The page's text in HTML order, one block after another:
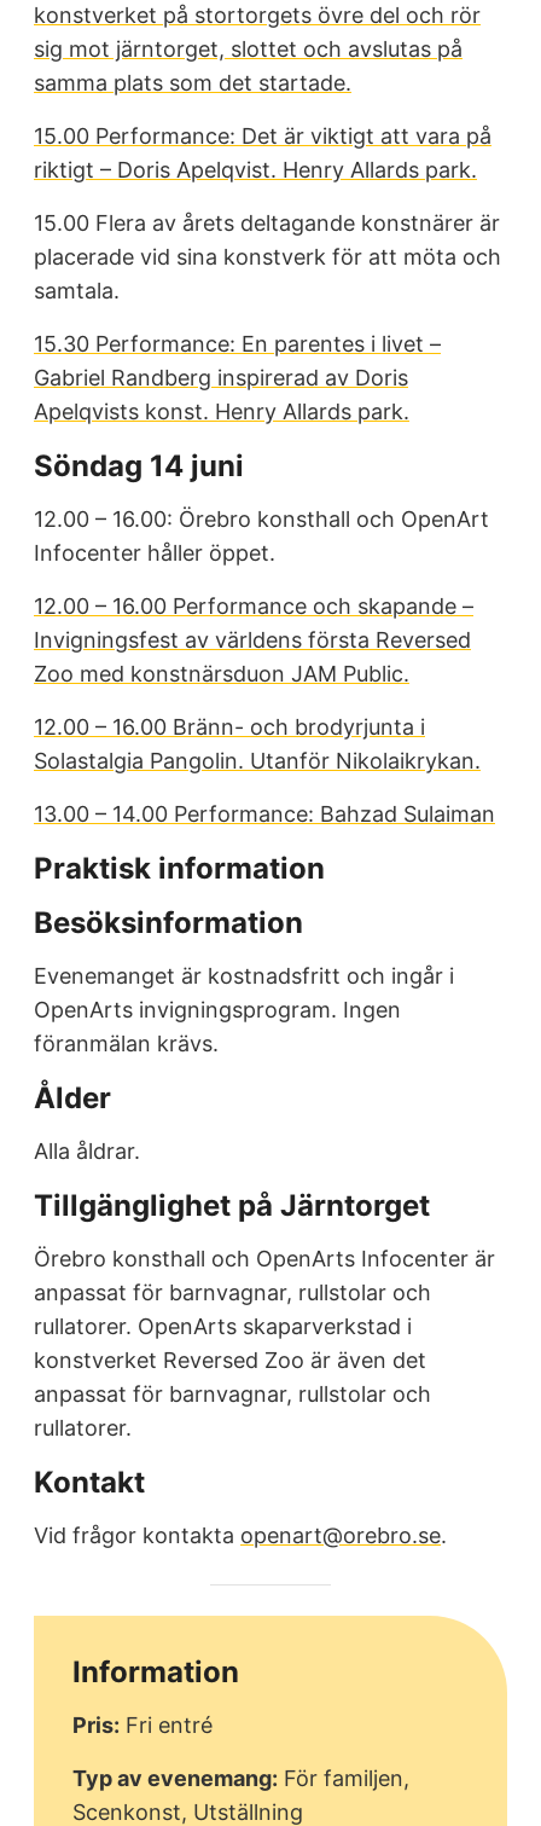
konstverket på stortorgets övre del och rör
sig mot järntorget, slottet och avslutas på
samma plats som det startade.
15.00 Performance: Det är viktigt att vara på
riktigt – Doris Apelqvist. Henry Allards park.
15.00 Flera av årets deltagande konstnärer är
placerade vid sina konstverk för att möta och
samtala.
15.30 Performance: En parentes i livet –
Gabriel Randberg inspirerad av Doris
Apelqvists konst. Henry Allards park.
Söndag 14 juni
12.00 – 16.00: Örebro konsthall och OpenArt
Infocenter håller öppet.
12.00 – 16.00 Performance och skapande –
Invigningsfest av världens första Reversed
Zoo med konstnärsduon JAM Public.
12.00 – 16.00 Bränn- och brodyrjunta i
Solastalgia Pangolin. Utanför Nikolaikrykan.
13.00 – 14.00 Performance: Bahzad Sulaiman
Praktisk information
Besöksinformation
Evenemanget är kostnadsfritt och ingår i
OpenArts invigningsprogram. Ingen
föranmälan krävs.
Ålder
Alla åldrar.
Tillgänglighet på Järntorget
Örebro konsthall och OpenArts Infocenter är
anpassat för barnvagnar, rullstolar och
rullatorer. OpenArts skaparverkstad i
konstverket Reversed Zoo är även det
anpassat för barnvagnar, rullstolar och
rullatorer.
Kontakt
Vid frågor kontakta openart@orebro.se.
Information
Pris: Fri entré
Typ av evenemang: För familjen,
Scenkonst, Utställning